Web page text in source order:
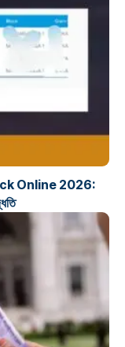
Online 2026: